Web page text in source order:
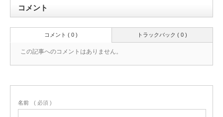
コメント
トラックバック ( 0 )
コメント ( 0 )
この記事へのコメントはありません。
名前 ( 必須 )